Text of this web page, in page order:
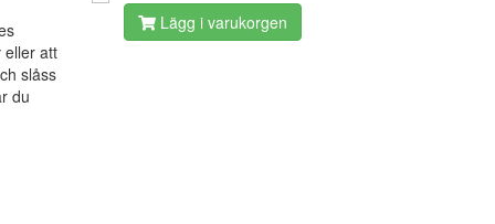
eller att
slåss
du
Lägg i varukorgen